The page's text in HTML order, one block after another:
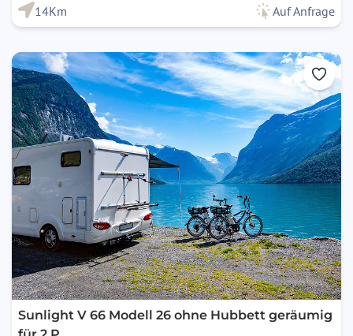
14Km Auf Anfrage
Sunlight V 66 Modell 26 ohne Hubbett geräumig